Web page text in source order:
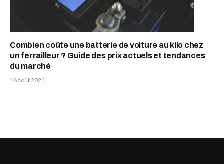
Combien coûte une batterie de voiture au kilo chez
un ferrailleur ? Guide des prix actuels et tendances
du marché
16 août 2024